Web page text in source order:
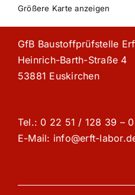
Größere Karte anzeigen
GfB Baustoffprüfstelle
Heinrich-Barth-Straße 4
53881 Euskirchen
Tel.: 0 22 51 / 128 39 – 0
E-Mail: info@erft-